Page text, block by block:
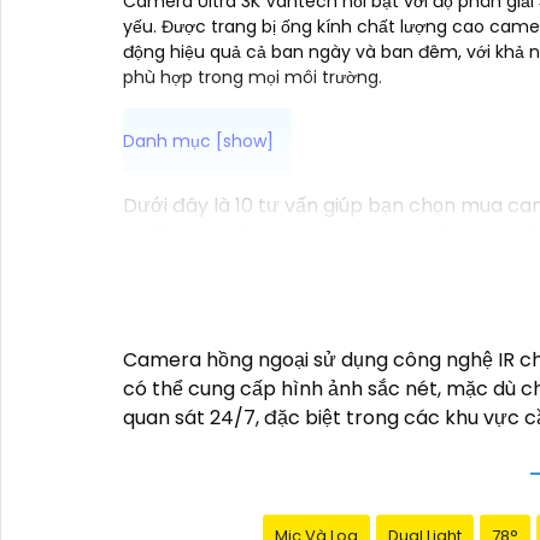
yếu. Được trang bị ống kính chất lượng cao
động hiệu quả cả ban ngày và ban đêm, với
phù hợp trong mọi môi trường.
Dưới đây là 10 tư vấn giúp bạn chọn mua
Camera có chức năng xoay và zoom giúp
để bạn có thể xem hình ảnh mọi lúc mọi nơi
hiện chuyển động ngoài dự kiến.9: Tích hợp
nhà.
Thương hiệu uy tín: Chọn camera
Camera hồng ngoại sử dụng công nghệ IR
có thể cung cấp hình ảnh sắc nét, mặc dù
quan sát 24/7, đặc biệt trong các khu vực